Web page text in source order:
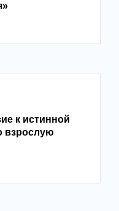
к истинной
взрослую